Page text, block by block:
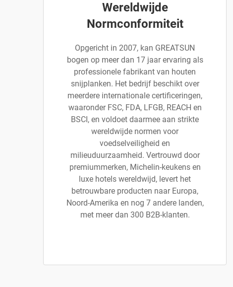
Wereldwijde
Normconformiteit
Opgericht in 2007, kan GREATSUN
bogen op meer dan 17 jaar ervaring als
professionele fabrikant van houten
snijplanken. Het bedrijf beschikt over
meerdere internationale certificeringen,
waaronder FSC, FDA, LFGB, REACH en
BSCI, en voldoet daarmee aan strikte
wereldwijde normen voor
voedselveiligheid en
milieuduurzaamheid. Vertrouwd door
premiummerken, Michelin-keukens en
luxe hotels wereldwijd, levert het
betrouwbare producten naar Europa,
Noord-Amerika en nog 7 andere landen,
met meer dan 300 B2B-klanten.